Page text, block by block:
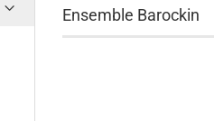
Ensemble Barockin